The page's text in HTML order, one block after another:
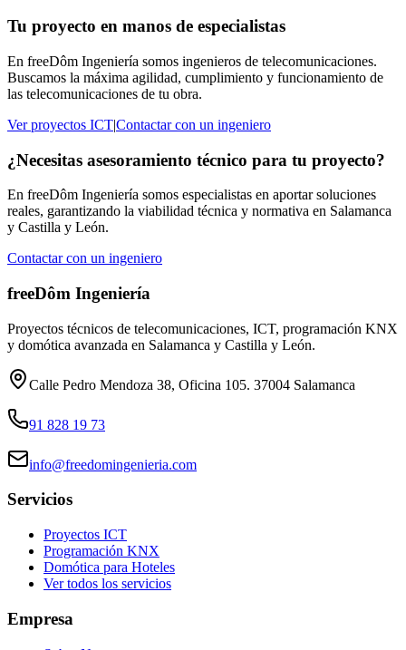
Tu proyecto en manos de especialistas
En freeDôm Ingeniería somos ingenieros de telecomunicaciones.
Buscamos la máxima agilidad, cumplimiento y funcionamiento de
las telecomunicaciones de tu obra.
Ver proyectos ICT|Contactar con un ingeniero
¿Necesitas asesoramiento técnico para tu proyecto?
En freeDôm Ingeniería somos especialistas en aportar soluciones
reales, garantizando la viabilidad técnica y normativa en Salamanca
y Castilla y León.
Contactar con un ingeniero
freeDôm Ingeniería
Proyectos técnicos de telecomunicaciones, ICT, programación KNX
y domótica avanzada en Salamanca y Castilla y León.
Calle Pedro Mendoza 38, Oficina 105. 37004 Salamanca
91 828 19 73
info@freedomingenieria.com
Servicios
Proyectos ICT
Programación KNX
Domótica para Hoteles
Ver todos los servicios
Empresa